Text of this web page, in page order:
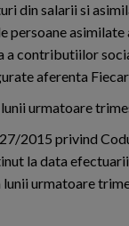
din salarii si
persoane
contributiilor
aferenta
lunii urmatoare
2015 privind
la data
urmatoare